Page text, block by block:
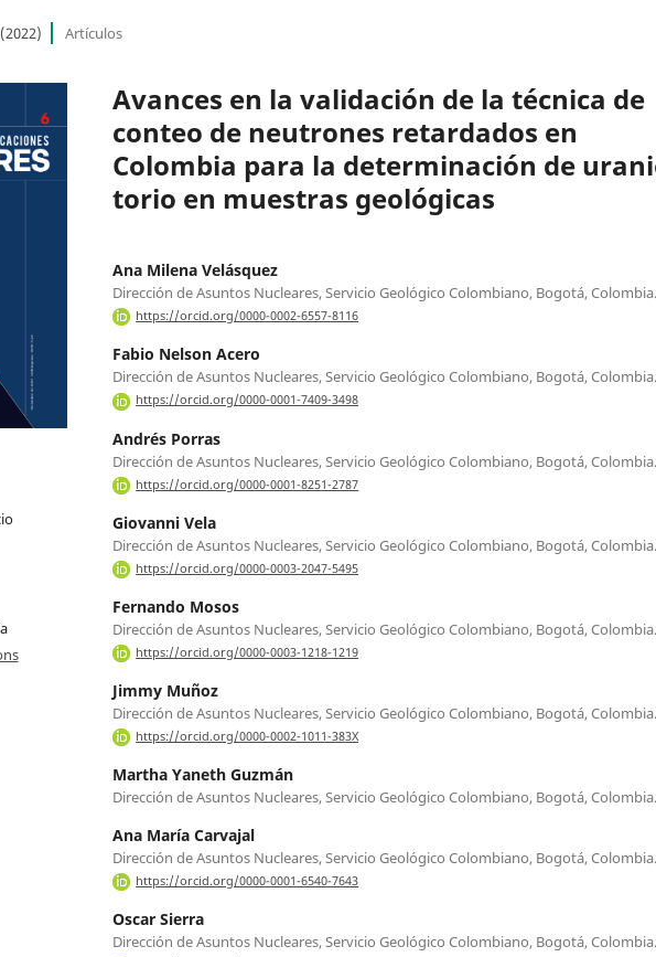
Artículos
Avances en la validación de la técnica de
conteo de neutrones retardados en
Colombia para la determinación de
torio en muestras geológicas
Ana Milena Velásquez
Dirección de Asuntos Nucleares, Servicio Geológico Colombiano, Bogotá, Colombia.
https://orcid.org/0000-0002-6557-8116
Fabio Nelson Acero
Dirección de Asuntos Nucleares, Servicio Geológico Colombiano, Bogotá, Colombia.
https://orcid.org/0000-0001-7409-3498
Andrés Porras
Dirección de Asuntos Nucleares, Servicio Geológico Colombiano, Bogotá, Colombia.
https://orcid.org/0000-0001-8251-2787
Giovanni Vela
Dirección de Asuntos Nucleares, Servicio Geológico Colombiano, Bogotá, Colombia.
https://orcid.org/0000-0003-2047-5495
Fernando Mosos
Dirección de Asuntos Nucleares, Servicio Geológico Colombiano, Bogotá, Colombia.
https://orcid.org/0000-0003-1218-1219
Jimmy Muñoz
Dirección de Asuntos Nucleares, Servicio Geológico Colombiano, Bogotá, Colombia.
https://orcid.org/0000-0002-1011-383X
Martha Yaneth Guzmán
Dirección de Asuntos Nucleares, Servicio Geológico Colombiano, Bogotá, Colombia.
Ana María Carvajal
Dirección de Asuntos Nucleares, Servicio Geológico Colombiano, Bogotá, Colombia.
https://orcid.org/0000-0001-6540-7643
Oscar Sierra
Dirección de Asuntos Nucleares, Servicio Geológico Colombiano, Bogotá, Colombia.